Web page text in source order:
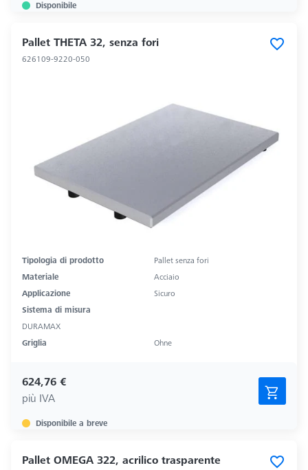
Disponibile
Pallet THETA 32, senza fori
626109-9220-050
Tipologia di prodotto
Pallet senza fori
Materiale
Acciaio
Applicazione
Sicuro
Sistema di misura
DURAMAX
Griglia
Ohne
624,76 €
più IVA
Disponibile a breve
Pallet OMEGA 322, acrilico trasparente